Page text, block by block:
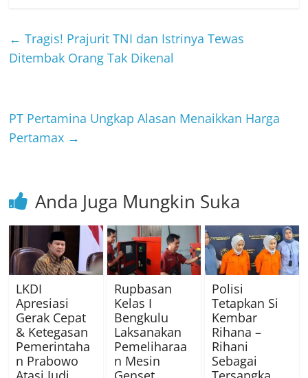
← Tragis! Prajurit TNI dan Istrinya Tewas
Ditembak Orang Tak Dikenal
PT Pertamina Ungkap Alasan Menaikkan Harga
Pertamax →
Anda Juga Mungkin Suka
LKDI
Apresiasi
Gerak Cepat
& Ketegasan
Pemerintaha
n Prabowo
Rupbasan
Kelas I
Bengkulu
Laksanakan
Pemeliharaa
n Mesin
Polisi
Tetapkan Si
Kembar
Rihana –
Rihani
Sebagai